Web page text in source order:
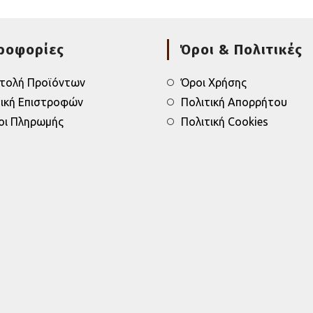
Προϊόντων
Επιστροφών
Πληρωμής
Όροι & Πολιτικές
Όροι Χρήσης
Πολιτική Απορρήτου
Πολιτική Cookies